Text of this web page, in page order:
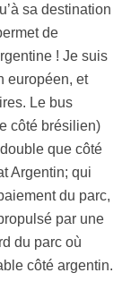
sa destination
de
! Je suis
européen, et
Le bus
côté brésilien)
que côté
Argentin; qui
du parc,
par une
du parc où
côté argentin.